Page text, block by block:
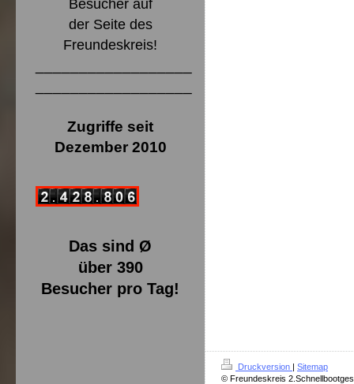
Besucher auf
der Seite des
Freundeskreis!
Zugriffe seit
Dezember 2010
Das sind Ø
über 390
Besucher pro Tag!
Druckversion | Sitemap
© Freundeskreis